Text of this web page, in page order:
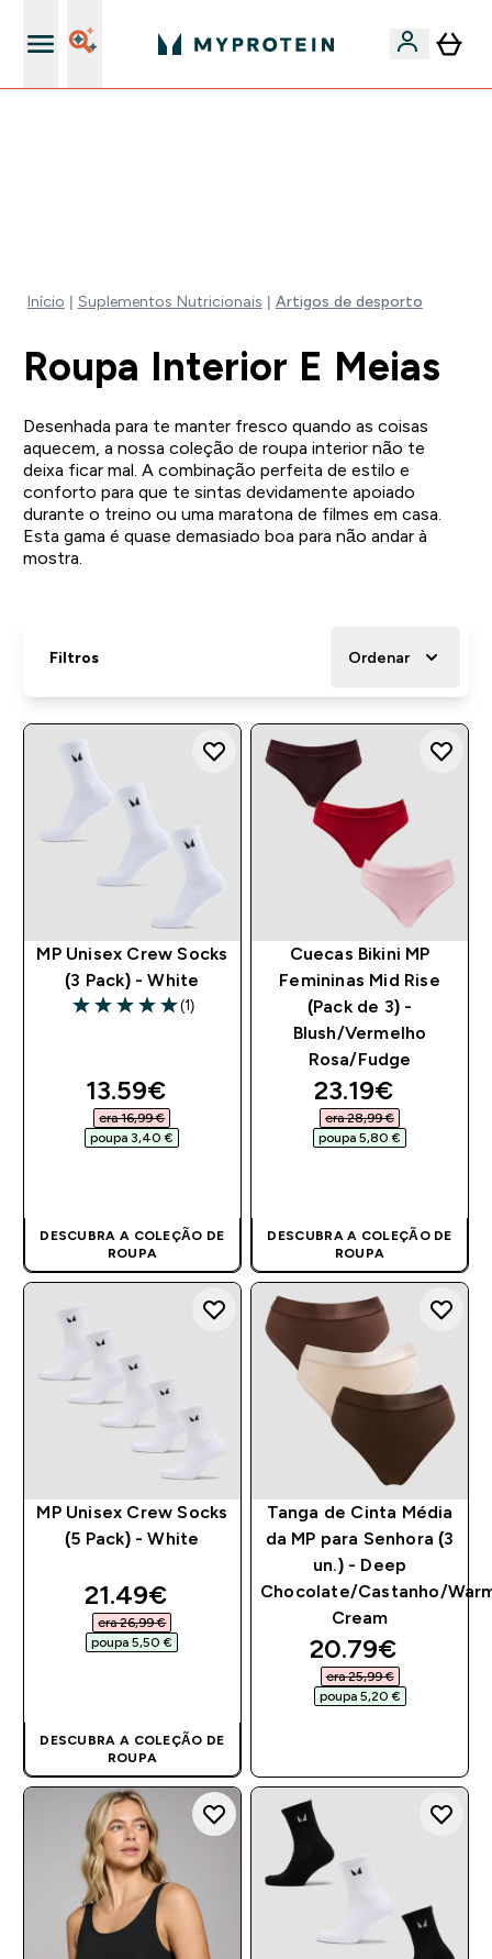
Início Suplementos Nutricionais Artigos de desporto
Roupa Interior E Meias
Desenhada para te manter fresco quando as coisas
aquecem, a nossa coleção de roupa interior não te
deixa ficar mal. A combinação perfeita de estilo e
conforto para que te sintas devidamente apoiado
durante o treino ou uma maratona de filmes em casa.
Esta gama é quase demasiado boa para não andar à
mostra.
Filtros Ordenar
MP Unisex Crew Socks
(3 Pack) - White
5 out of 5 stars
(1)
discounted price
13.59€‎
era 16,99 €‎
poupa 3,40 €‎
DESCUBRA A COLEÇÃO DE
ROUPA
Cuecas Bikini MP
Femininas Mid Rise
(Pack de 3) -
Blush/Vermelho
Rosa/Fudge
discounted
23.19€‎
era 28,99 €‎
poupa 5,80 €‎
DESCUBRA A COLEÇÃO DE
ROUPA
MP Unisex Crew Socks
(5 Pack) - White
discounted price
21.49€‎
era 26,99 €‎
poupa 5,50 €‎
DESCUBRA A COLEÇÃO DE
ROUPA
Tanga de Cinta Média
da MP para Senhora (3
un.) - Deep
Chocolate/Castanho/
Cream
discounted
20.79€‎
era 25,99 €‎
poupa 5,20 €‎